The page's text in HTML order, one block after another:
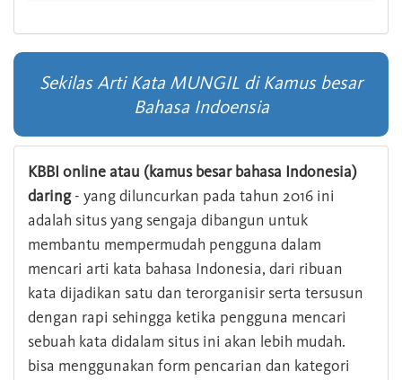
Sekilas Arti Kata MUNGIL di Kamus besar
Bahasa Indoensia
KBBI online atau (kamus besar bahasa Indonesia)
daring- yang diluncurkan pada tahun 2016 ini
adalah situs yang sengaja dibangun untuk
membantu mempermudah pengguna dalam
mencari arti kata bahasa Indonesia, dari ribuan
kata dijadikan satu dan terorganisir serta tersusun
dengan rapi sehingga ketika pengguna mencari
sebuah kata didalam situs ini akan lebih mudah.
bisa menggunakan form pencarian dan kategori